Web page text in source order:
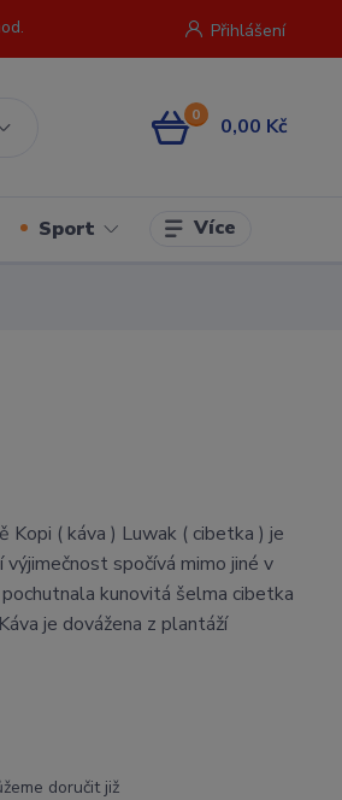
Přihlášení
0 0,00 Kč
Sport Více
Kopi ( káva ) Luwak ( cibetka ) je
výjimečnost spočívá mimo jiné v
kunovitá šelma cibetka
je dovážena z plantáží
doručit již